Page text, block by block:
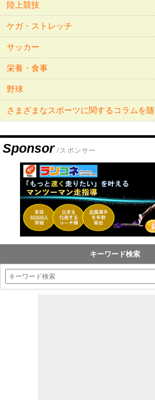
陸上競技
ケガ・ストレッチ
サッカー
栄養・食事
野球
さまざまなスポーツに関するコラムを
Sponsor /スポンサー
キーワード検索